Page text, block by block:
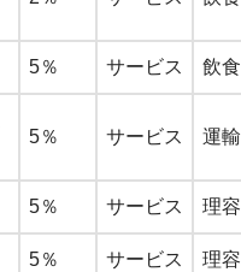
5％ サービス 飲
5％ サービス 運
5％ サービス 理
5％ サービス 理